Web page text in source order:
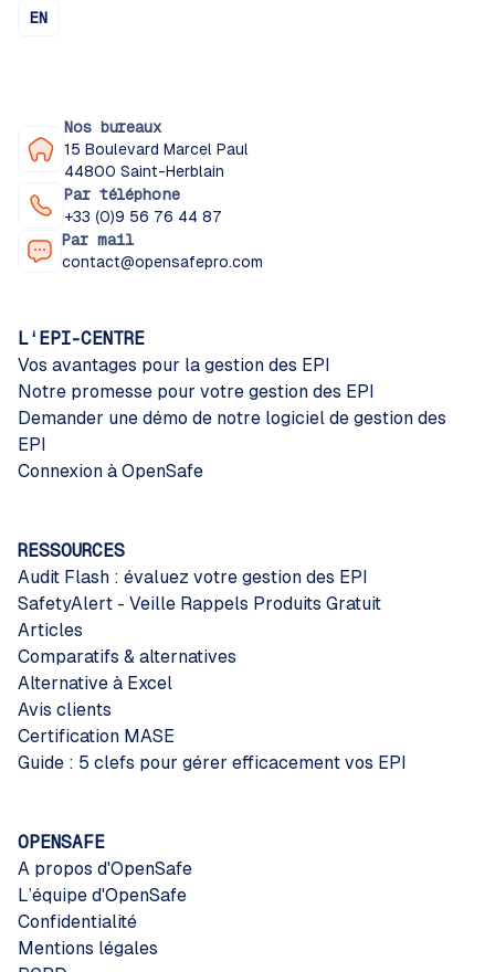
EN
Nos bureaux
15 Boulevard Marcel Paul
44800 Saint-Herblain
Par téléphone
+33 (0)9 56 76 44 87
Par mail
contact@opensafepro.com
L‘EPI-CENTRE
Vos avantages pour la gestion des EPI
Notre promesse pour votre gestion des EPI
Demander une démo de notre logiciel de gestion des
EPI
Connexion à OpenSafe
RESSOURCES
Audit Flash : évaluez votre gestion des EPI
SafetyAlert - Veille Rappels Produits Gratuit
Articles
Comparatifs & alternatives
Alternative à Excel
Avis clients
Certification MASE
Guide : 5 clefs pour gérer efficacement vos EPI
OPENSAFE
A propos d'OpenSafe
L’équipe d'OpenSafe
Confidentialité
Mentions légales